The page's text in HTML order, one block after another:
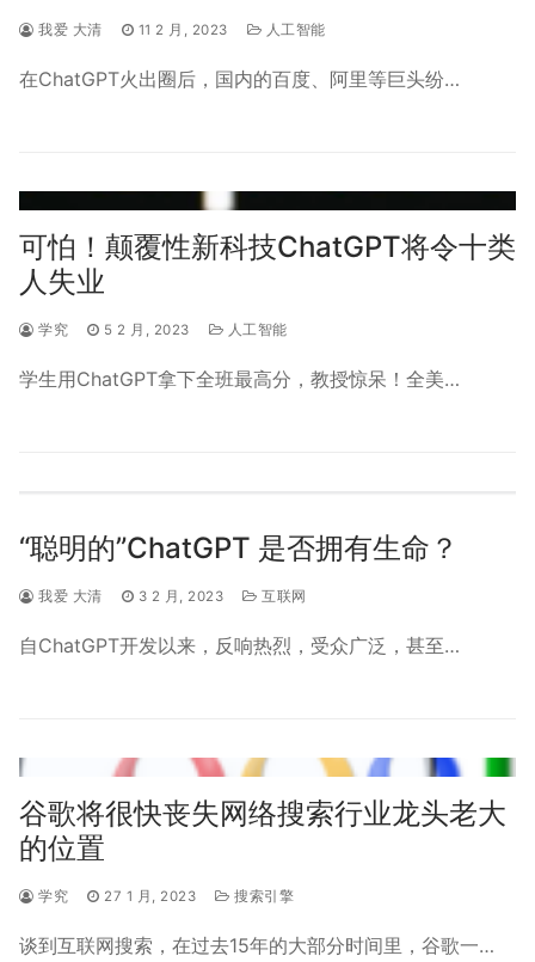
我爱 大清 11 2 月, 2023 人工智能
在ChatGPT火出圈后，国内的百度、阿里等巨头纷…
可怕！颠覆性新科技ChatGPT将令十类
人失业
学究 5 2 月, 2023 人工智能
学生用ChatGPT拿下全班最高分，教授惊呆！全美…
“聪明的”ChatGPT 是否拥有生命？
我爱 大清 3 2 月, 2023 互联网
自ChatGPT开发以来，反响热烈，受众广泛，甚至…
谷歌将很快丧失网络搜索行业龙头老大
的位置
学究 27 1 月, 2023 搜索引擎
谈到互联网搜索，在过去15年的大部分时间里，谷歌一…